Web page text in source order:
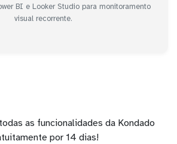
BI e Looker Studio para monitoramento
visual recorrente.
as funcionalidades da Kondado
por 14 dias!